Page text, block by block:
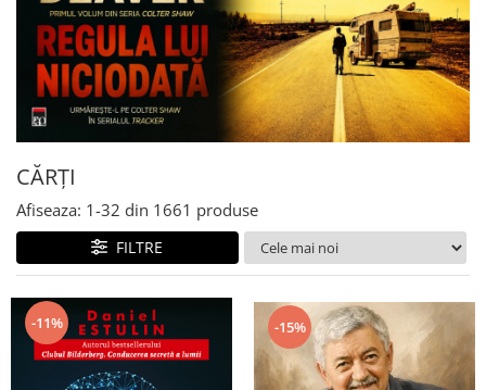
Cărți pentru tineri
Creșterea copilului
Dezvoltare Personală
Diete și Fitness
Familie și Cuplu
Hobby și Divertisment
Istorie și Civilizații
Istorie și Conspirații
Manuale și Dicționare
Medicină și Sănătate
Practic. Casă și Grădina
CĂRȚI
Afiseaza: 1-32 din 1661 produse
FILTRE
-11% -15%